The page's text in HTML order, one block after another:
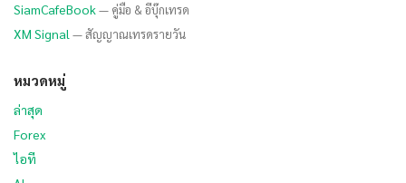
SiamCafeBook— คู่มือ & อีบุ๊กเทรด
XM Signal — สัญญาณเทรดรายวัน
หมวดหมู่
ล่าสุด
Forex
ไอที